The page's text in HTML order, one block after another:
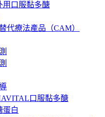
用口服黏多醣
代療法產品（CAM）
口服黏多醣
蛋白